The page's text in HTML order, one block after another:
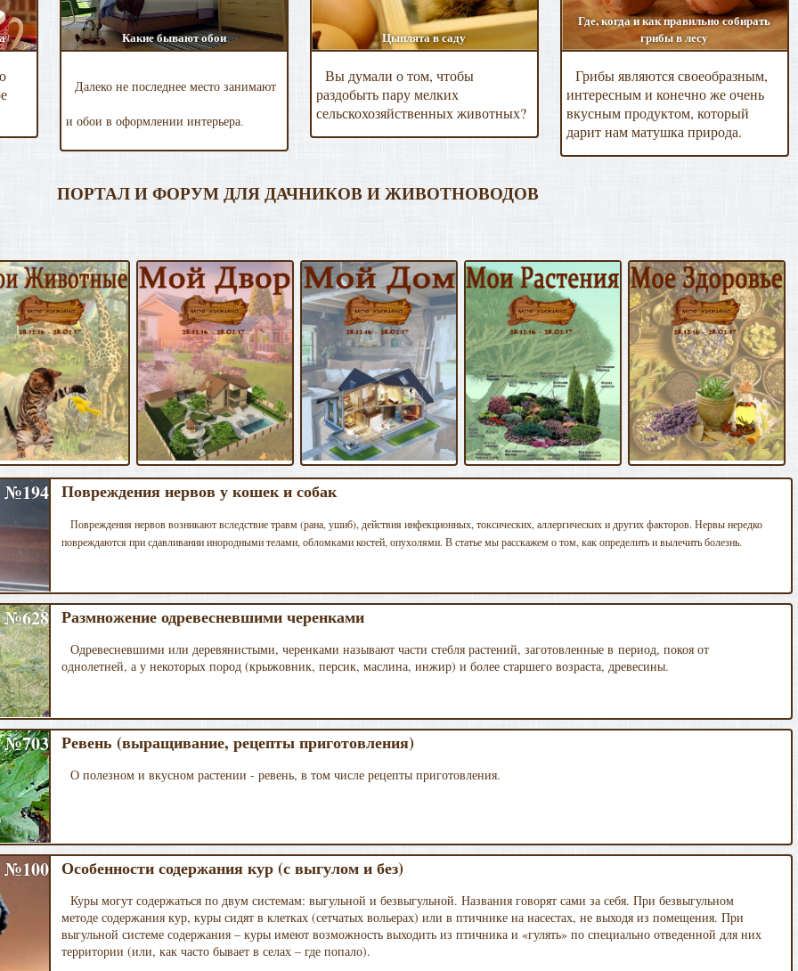
Какие бывают обои
Далеко не последнее место занимают
и обои в оформлении интерьера.
Цыплята в саду
Вы думали о том, чтобы
раздобыть пару мелких
сельскохозяйственных животных?
Где, когда и как правильно собирать
грибы в лесу
Грибы являются своеобразным,
интересным и конечно же очень
вкусным продуктом, который
дарит нам матушка природа.
ПОРТАЛ И ФОРУМ ДЛЯ ДАЧНИКОВ И ЖИВОТНОВОДОВ
№194 Повреждения нервов у кошек и собак
Повреждения нервов возникают вследствие травм (ра­на, ушиб), действия инфекционных, токсических, аллергических и других факторов. Нервы нередко
повреждаются при сдавливании инородными телами, обломками кос­тей, опухолями. В статье мы расскажем о том, как определить и вылечить болезнь.
№628 Размножение одревесневшими черенками
Одревесневшими или деревянистыми, черенками называют части стебля растений, заготовленные в период, покоя от
однолетней, а у некоторых пород (крыжовник, персик, маслина, инжир) и более старшего возраста, древесины.
№703 Ревень (выращивание, рецепты приготовления)
О полезном и вкусном растении - ревень, в том числе рецепты приготовления.
№100 Особенности содержания кур (с выгулом и без)
Куры могут содержаться по двум системам: выгульной и безвыгульной. Названия говорят сами за себя. При безвыгульном
методе содержания кур, куры сидят в клетках (сетчатых вольерах) или в птичнике на насестах, не выходя из помещения. При
выгульной системе содержания – куры имеют возможность выходить из птичника и «гулять» по специально отведенной для них
территории (или, как часто бывает в селах – где попало).